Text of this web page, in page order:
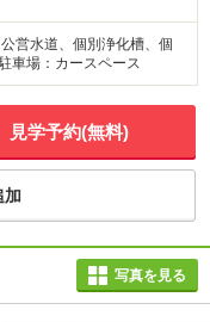
営水道、個別浄化槽、個
車場：カースペース
見学予約(無料)
加
写真を見る